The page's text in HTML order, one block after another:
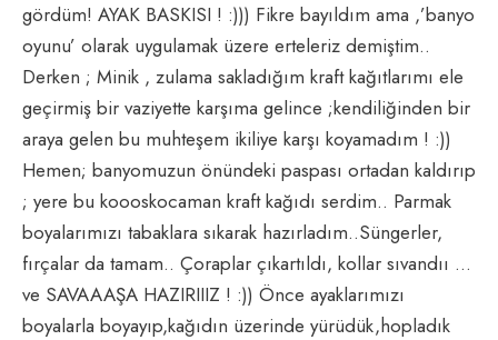
gördüm! AYAK BASKISI ! :))) Fikre bayıldım ama ,’banyo
oyunu’ olarak uygulamak üzere erteleriz demiştim..
Derken ; Minik , zulama sakladığım kraft kağıtlarımı ele
geçirmiş bir vaziyette karşıma gelince ;kendiliğinden bir
araya gelen bu muhteşem ikiliye karşı koyamadım ! :))
Hemen; banyomuzun önündeki paspası ortadan kaldırıp
; yere bu koooskocaman kraft kağıdı serdim.. Parmak
boyalarımızı tabaklara sıkarak hazırladım..Süngerler,
fırçalar da tamam.. Çoraplar çıkartıldı, kollar sıvandıı …
ve SAVAAAŞA HAZIRIIIZ ! :)) Önce ayaklarımızı
boyalarla boyayıp,kağıdın üzerinde yürüdük,hopladık